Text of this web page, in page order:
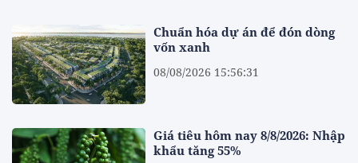
Chuẩn hóa dự án để đón dòng
vốn xanh
08/08/2026 15:56:31
Giá tiêu hôm nay 8/8/2026: Nhập
khẩu tăng 55%